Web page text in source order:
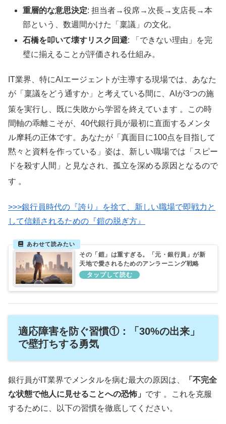
重層的な意思決定: 担当者→役席→次長→支店長→本
部という、数週間かけた「稟議」の文化。
石橋を叩いて壊すリスク回避: 「できない理由」を完
璧に揃えることが評価される仕組み。
IT業界、特にAIエージェントが主導する現場では、あなた
が「稟議をどう通すか」と考えている間に、AIが3つの施
策を実行し、既に失敗から学習を終えています 。この時
間軸の乖離こそが、40代銀行員が最初に直面するメンタ
ル摩耗の正体です。あなたが「真面目に100点を目指して
黙々と資料を作っている」姿は、新しい職場では「スピー
ドを殺す人間」と見なされ、孤立を深める原因となるので
す 。
>>>銀行員時代の『誇り』を捨て、新しい職場で即戦力と
して信頼されるための『鎧の脱ぎ方』
その「鎧」は重すぎる。「元・銀行員」が新
天地で愛されるためのアンラーニング戦略
適応障害を防ぐ習慣①：「30%の出来」
で壁打ちする勇気
銀行員がIT業界でメンタルを病む最大の原因は、
「不完全
な状態で他人に見せることへの恐怖」 です 。これを克服
するために、以下の習慣を徹底してください。